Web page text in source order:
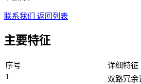
联系我们 返回列表
主要特征
序号
详细特征
1
双路冗余